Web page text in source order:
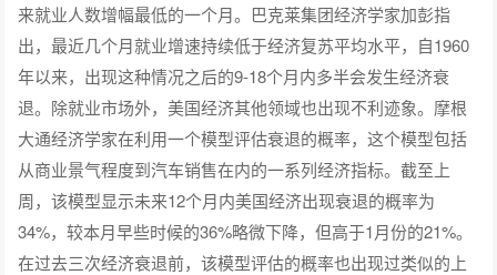
来就业人数增幅最低的一个月。巴克莱集团经济学家加彭指
出，最近几个月就业增速持续低于经济复苏平均水平，自1960
年以来，出现这种情况之后的9-18个月内多半会发生经济衰
退。除就业市场外，美国经济其他领域也出现不利迹象。摩根
大通经济学家在利用一个模型评估衰退的概率，这个模型包括
从商业景气程度到汽车销售在内的一系列经济指标。截至上
周，该模型显示未来12个月内美国经济出现衰退的概率为
34%，较本月早些时候的36%略微下降，但高于1月份的21%。
在过去三次经济衰退前，该模型评估的概率也出现过类似的上